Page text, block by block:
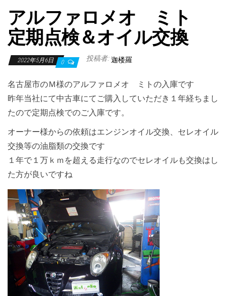
アルファロメオ ミト
定期点検＆オイル交換
2022年5月6日 0 投稿者: 迦楼羅
名古屋市のＭ様のアルファロメオ ミトの入庫です
昨年当社にて中古車にてご購入していただき１年経ちまし
たので定期点検でのご入庫です。
オーナー様からの依頼はエンジンオイル交換、セレオイル
交換等の油脂類の交換です
１年で１万ｋｍを超える走行なのでセレオイルも交換はし
た方が良いですね